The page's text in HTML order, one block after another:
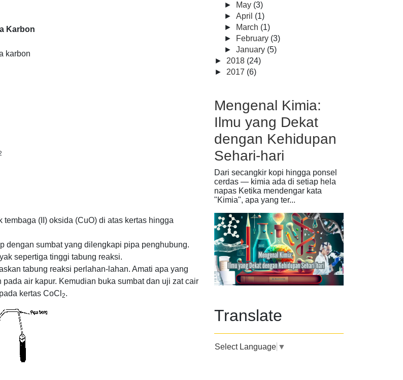
Karbon
karbon
(II) oksida (CuO) di atas kertas hingga
dengan sumbat yang dilengkapi pipa penghubung.
sepertiga tinggi tabung reaksi.
tabung reaksi perlahan-lahan. Amati apa yang
air kapur. Kemudian buka sumbat dan uji zat cair
kertas CoCl 2.
►
May (3)
►April (1)
►
March (1)
►
February (3)
►January (5)
► 2018 (24)
► 2017 (6)
Mengenal Kimia:
Ilmu yang Dekat
dengan Kehidupan
Sehari-hari
Dari secangkir kopi hingga ponsel
cerdas — kimia ada di setiap hela
napas Ketika mendengar kata
"Kimia", apa yang ter...
Translate
Select Language ▼